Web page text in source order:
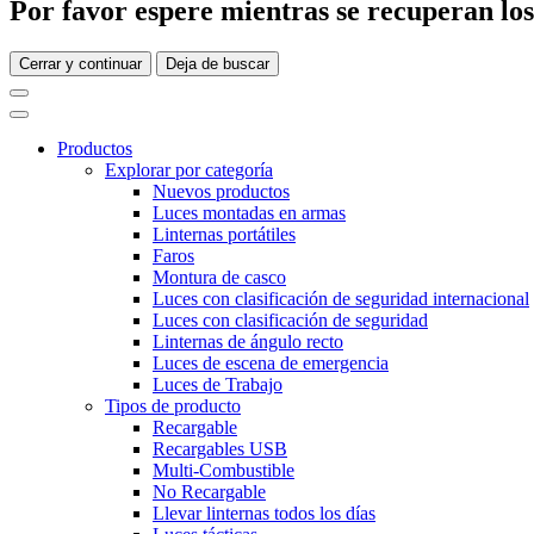
Por favor espere mientras se recuperan
Cerrar y continuar Deja de buscar
Productos
Explorar por categoría
Nuevos productos
Luces montadas en armas
Linternas portátiles
Faros
Montura de casco
Luces con clasificación de seguridad internacional
Luces con clasificación de seguridad
Linternas de ángulo recto
Luces de escena de emergencia
Luces de Trabajo
Tipos de producto
Recargable
Recargables USB
Multi-Combustible
No Recargable
Llevar linternas todos los días